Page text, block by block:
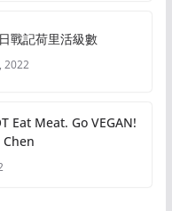
戰記荷里活級數
2022
Eat Meat. Go VEGAN!